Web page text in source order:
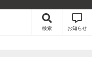
検索 お知らせ